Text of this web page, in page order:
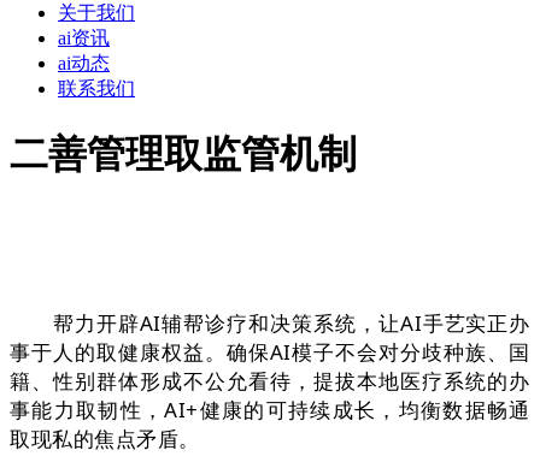
关于我们
ai资讯
ai动态
联系我们
二善管理取监管机制
帮力开辟AI辅帮诊疗和决策系统，让AI手艺实正办
事于人的取健康权益。确保AI模子不会对分歧种族、国
籍、性别群体形成不公允看待，提拔本地医疗系统的办
事能力取韧性，AI+健康的可持续成长，均衡数据畅通
取现私的焦点矛盾。